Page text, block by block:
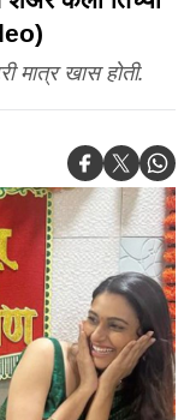
मात्र खास होती.